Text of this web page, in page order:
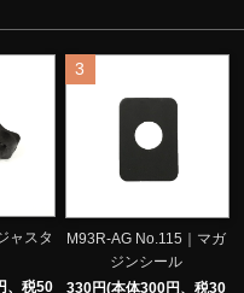
ャスタ
、税50
3
M93R-AG No.115｜マガ
ジンシール
330円(本体300円、税30